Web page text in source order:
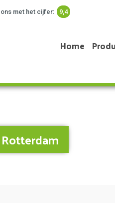
met het cijfer: 9,4
Home